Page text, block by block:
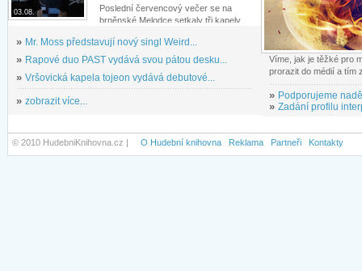
03.08.
Poslední červencový večer se na
brněnské Melodce setkaly tři kapely...
» Mr. Moss představují nový singl Weird...
» Rapové duo PAST vydává svou pátou desku...
» Vršovická kapela tojeon vydává debutové...
» zobrazit více...
Víme, jak je těžké pro
prorazit do médií a tím
» Podporujeme
» Zadání profilu
© 2010 HudebniKnihovna.cz | O Hudební knihovna Reklama Partneři Kontakty